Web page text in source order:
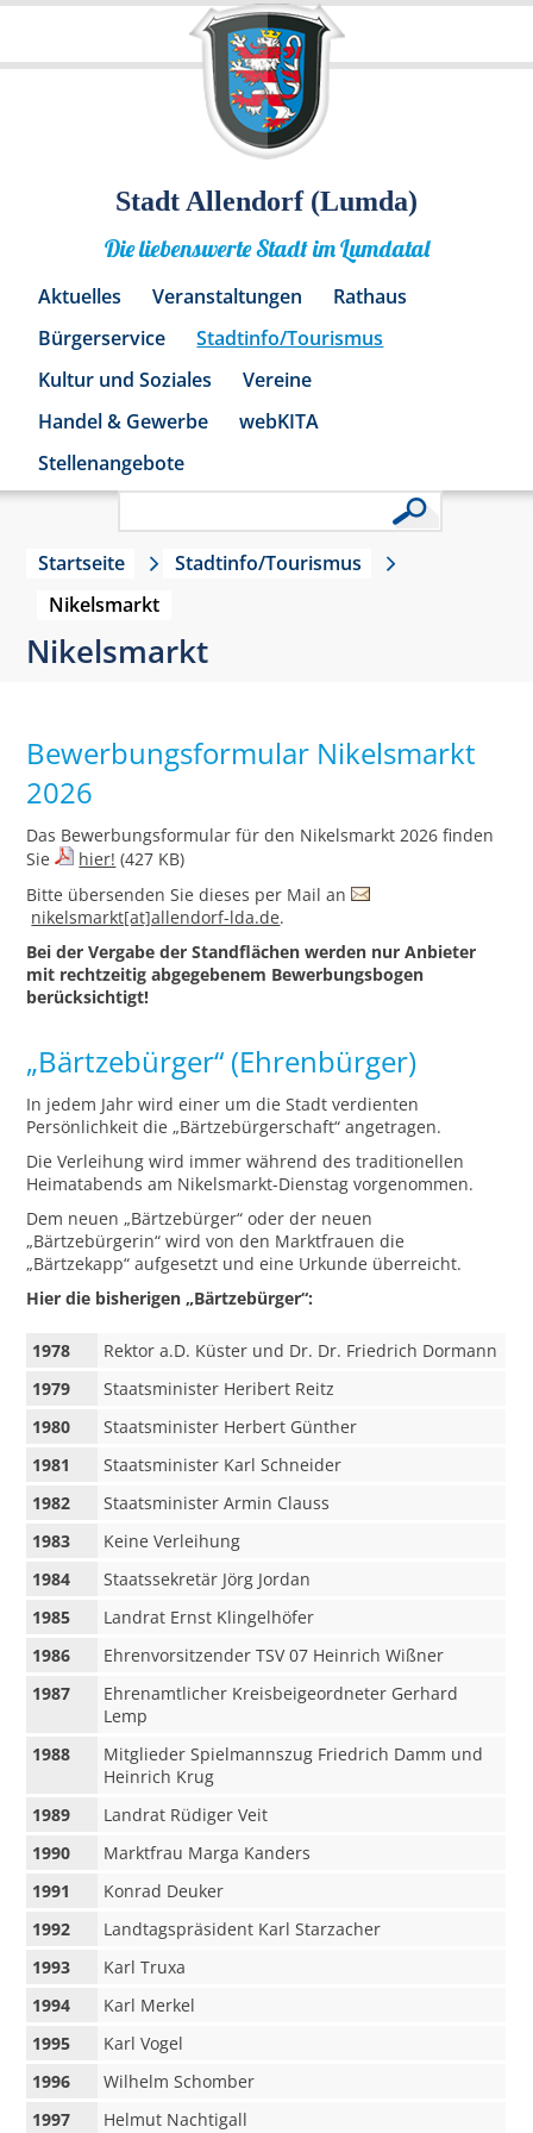
Stadt Allendorf (Lumda)
Die liebenswerte Stadt im Lumdatal
Aktuelles Veranstaltungen
Rathaus
Bürgerservice
Stadtinfo/Tourismus
Kultur und Soziales
Vereine
Handel & Gewerbe
webKITA
Stellenangebote
Startseite
Stadtinfo/Tourismus
Nikelsmarkt
Nikelsmarkt
Bewerbungsformular Nikelsmarkt
2026
Das Bewerbungsformular für den Nikelsmarkt 2026 finden
Sie
hier! (427 KB)
Bitte übersenden Sie dieses per Mail an
nikelsmarkt[at]allendorf-lda.de.
Bei der Vergabe der Standflächen werden nur Anbieter
mit rechtzeitig abgegebenem Bewerbungsbogen
berücksichtigt!
„Bärtzebürger“ (Ehrenbürger)
In jedem Jahr wird einer um die Stadt verdienten
Persönlichkeit die „Bärtzebürgerschaft“ angetragen.
Die Verleihung wird immer während des traditionellen
Heimatabends am Nikelsmarkt-Dienstag vorgenommen.
Dem neuen „Bärtzebürger“ oder der neuen
„Bärtzebürgerin“ wird von den Marktfrauen die
„Bärtzekapp“ aufgesetzt und eine Urkunde überreicht.
Hier die bisherigen „Bärtzebürger“:
1978
Rektor a.D. Küster und Dr. Dr. Friedrich Dormann
1979
Staatsminister Heribert Reitz
1980
Staatsminister Herbert Günther
1981
Staatsminister Karl Schneider
1982
Staatsminister Armin Clauss
1983
Keine Verleihung
1984
Staatssekretär Jörg Jordan
1985
Landrat Ernst Klingelhöfer
1986
Ehrenvorsitzender TSV 07 Heinrich Wißner
1987
Ehrenamtlicher Kreisbeigeordneter Gerhard
Lemp
1988
Mitglieder Spielmannszug Friedrich Damm und
Heinrich Krug
1989
Landrat Rüdiger Veit
1990
Marktfrau Marga Kanders
1991
Konrad Deuker
1992
Landtagspräsident Karl Starzacher
1993
Karl Truxa
1994
Karl Merkel
1995
Karl Vogel
1996
Wilhelm Schomber
1997
Helmut Nachtigall